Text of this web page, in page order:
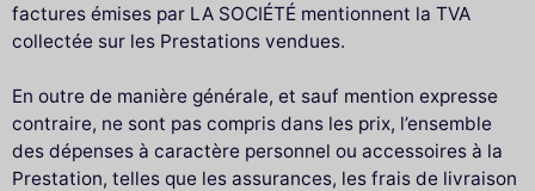
factures émises par LA SOCIÉTÉ mentionnent la TVA
collectée sur les Prestations vendues.
En outre de manière générale, et sauf mention expresse
contraire, ne sont pas compris dans les prix, l’ensemble
des dépenses à caractère personnel ou accessoires à la
Prestation, telles que les assurances, les frais de livraison